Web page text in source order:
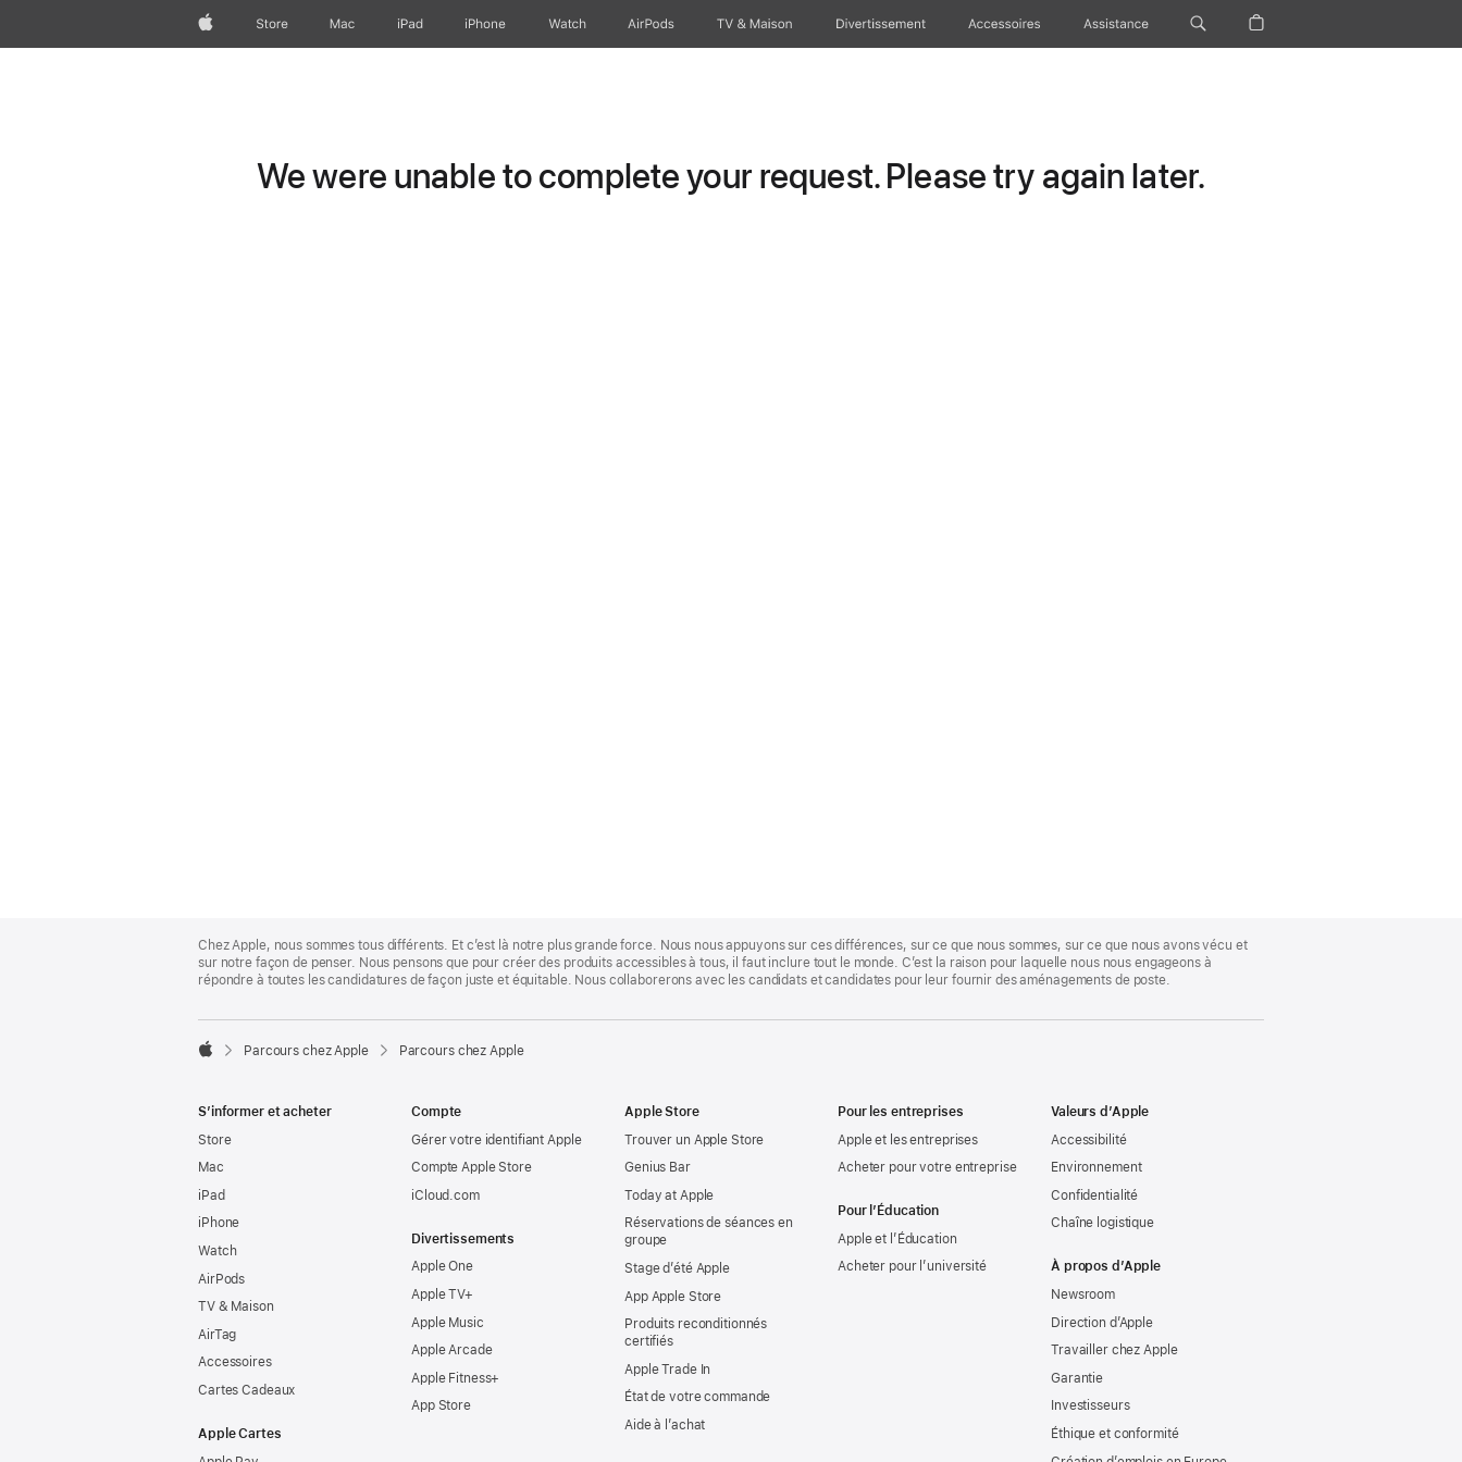
AppleStore Mac iPad iPhone Watch AirPods TV & Maison Divertissements Accessoires Assistance
We were unable to complete your request. Please try again later.
Footer
Chez Apple, nous sommes tous différents. Et c’est là notre plus grande force. Nous nous appuyons sur ces différences, sur ce que nous sommes, sur ce que nous avons vécu et
sur notre façon de penser. Nous pensons que pour créer des produits accessibles à tous, il faut inclure tout le monde. C’est la raison pour laquelle nous nous engageons à
répondre à toutes les candidatures de façon juste et équitable. Nous collaborerons avec les candidats et candidates pour leur fournir des aménagements de poste.

Parcours chez Apple Parcours chez Apple
S’informer et acheter
Store
Mac
iPad
iPhone
Watch
AirPods
TV & Maison
AirTag
Accessoires
Cartes Cadeaux
Apple Cartes
Compte
Gérer votre identifiant Apple
Compte Apple Store
iCloud.com
Divertissements
Apple One
Apple TV+
Apple Music
Apple Arcade
Apple Fitness+
App Store
Apple Store
Trouver un Apple Store
Genius Bar
Today at Apple
Réservations de séances en
groupe
Stage d’été Apple
App Apple Store
Produits reconditionnés
certifiés
Apple Trade In
État de votre commande
Aide à l’achat
Pour les entreprises
Apple et les entreprises
Acheter pour votre entreprise
Pour l’Éducation
Apple et l’Éducation
Acheter pour l’université
Valeurs d’Apple
Accessibilité
Environnement
Confidentialité
Chaîne logistique
À propos d’Apple
Newsroom
Direction d’Apple
Travailler chez Apple
Garantie
Investisseurs
Éthique et conformité